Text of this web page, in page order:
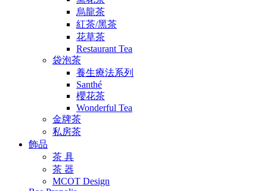
烏龍茶
紅茶/黑茶
花草茶
Restaurant Tea
袋泡茶
養生療法系列
Santhé
櫻花茶
Wonderful Tea
金牌茶
私房茶
飾品
茶 具
茶 器
MCOT Design